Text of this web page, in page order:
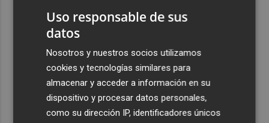
Uso responsable de sus
datos
Nosotros y nuestros socios utilizamos
cookies y tecnologías similares para
almacenar y acceder a información en su
dispositivo y procesar datos personales,
como su dirección IP, identificadores únicos